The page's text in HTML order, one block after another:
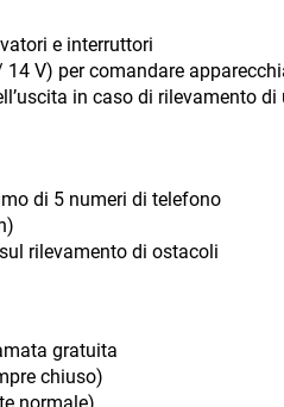
e interruttori
V) per comandare
in caso di rilevamento
di 5 numeri di telefono
rilevamento di ostacoli
gratuita
chiuso)